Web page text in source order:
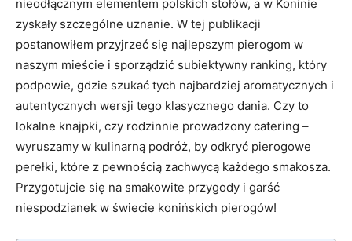
nieodłącznym elementem polskich stołów, a w Koninie
zyskały szczególne​ uznanie. W tej publikacji
postanowiłem przyjrzeć się najlepszym pierogom w
naszym mieście‌ i sporządzić subiektywny ranking, który
podpowie, gdzie szukać tych najbardziej aromatycznych i⁤
autentycznych wersji tego klasycznego dania. Czy to
lokalne knajpki, ‌czy rodzinnie prowadzony catering –⁣
wyruszamy w kulinarną podróż, by odkryć pierogowe
‌perełki, ‌które z pewnością zachwycą każdego ⁤smakosza.
‍Przygotujcie się na smakowite przygody i garść
niespodzianek w świecie⁣ konińskich pierogów!